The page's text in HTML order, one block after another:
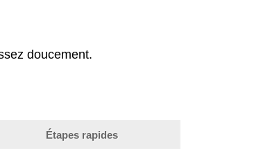
doucement.
Étapes rapides